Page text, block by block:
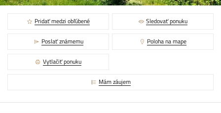
Pridať medzi obľúbené Sledovať ponuku
Poslať známemu Poloha na mape
Vytlačiť ponuku
Mám záujem